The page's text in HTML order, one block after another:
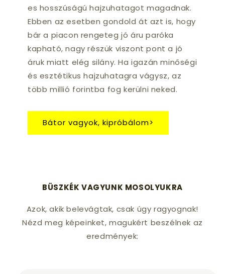
es hosszúságú hajzuhatagot magadnak.
Ebben az esetben gondold át azt is, hogy
bár a piacon rengeteg jó áru paróka
kapható, nagy részük viszont pont a jó
áruk miatt elég silány. Ha igazán minőségi
és esztétikus hajzuhatagra vágysz, az
több millió forintba fog kerülni neked.
Bátor vagyok, kipróbálom>
BÜSZKÉK VAGYUNK MOSOLYUKRA
Azok, akik belevágtak, csak úgy ragyognak!
Nézd meg képeinket, magukért beszélnek az
eredmények: